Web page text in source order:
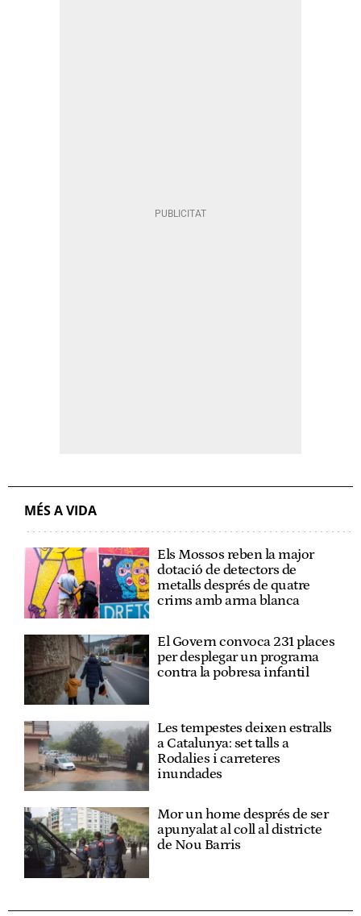
MÉS A VIDA
Els Mossos reben la major
dotació de detectors de
metalls després de quatre
crims amb arma blanca
El Govern convoca 231 places
per desplegar un programa
contra la pobresa infantil
Les tempestes deixen estralls
a Catalunya: set talls a
Rodalies i carreteres
inundades
Mor un home després de ser
apunyalat al coll al districte
de Nou Barris